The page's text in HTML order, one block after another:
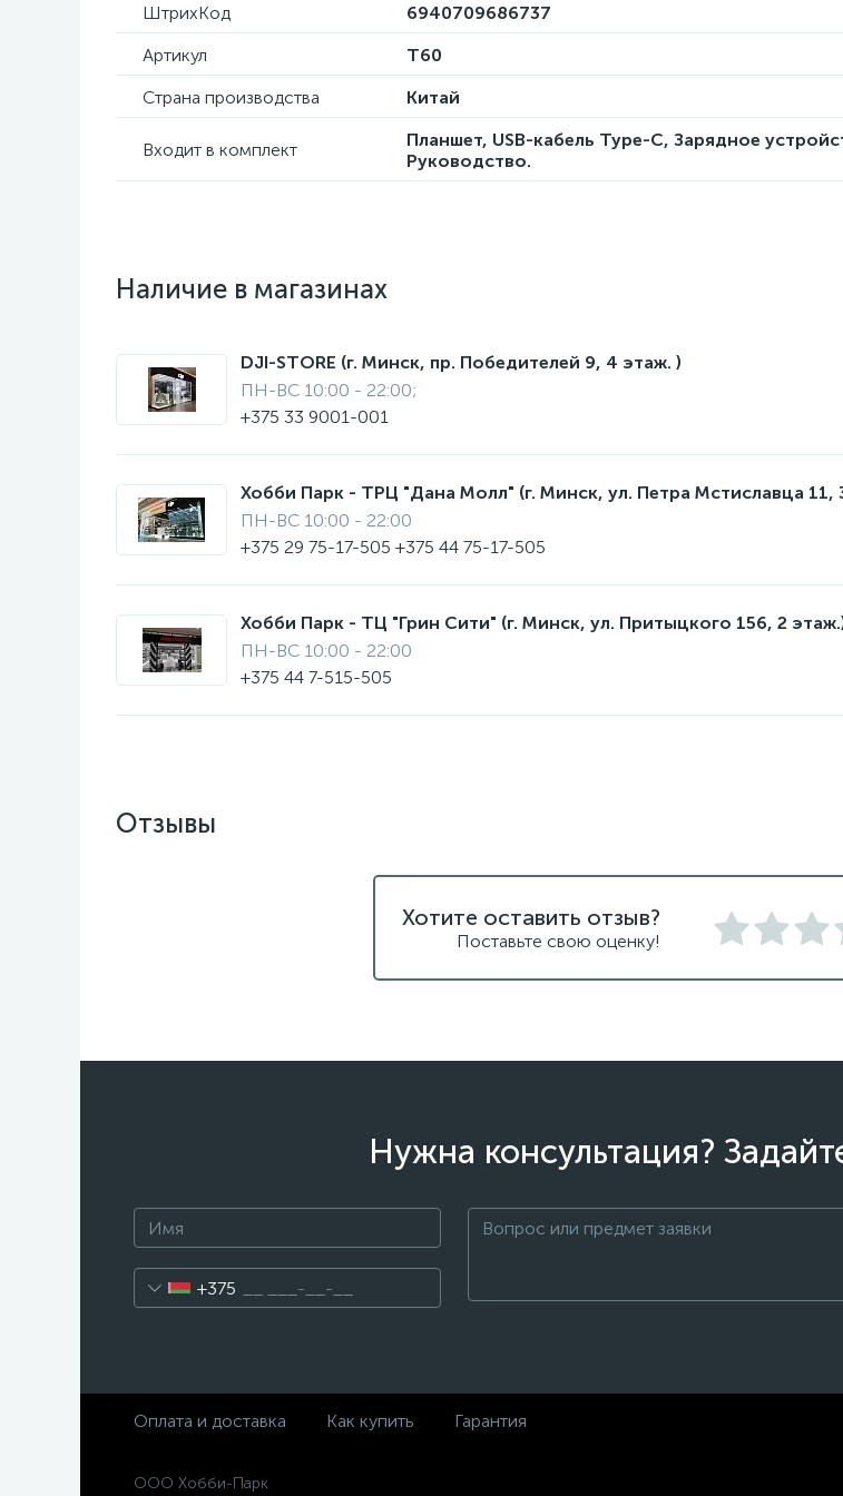
ШтрихКод
6940709686737
Артикул
T60
Страна производства
Китай
Входит в комплект
Планшет, USB-кабель Type-C, Зарядное
Руководство.
Наличие в магазинах
DJI-STORE (г. Минск, пр. Победителей 9, 4 этаж. )
ПН-ВС 10:00 - 22:00;
+375 33 9001-001
Хобби Парк - ТРЦ "Дана Молл" (г. Минск, ул. Петра Мстиславца 11,
ПН-ВС 10:00 - 22:00
+375 29 75-17-505 +375 44 75-17-505
Хобби Парк - ТЦ "Грин Сити" (г. Минск, ул. Притыцкого 156, 2
ПН-ВС 10:00 - 22:00
+375 44 7-515-505
Отзывы
Хотите оставить отзыв?
Поставьте свою оценку!
Нужна консультация?
+375
Оплата и доставка Как купить Гарантия
ООО Хобби-Парк